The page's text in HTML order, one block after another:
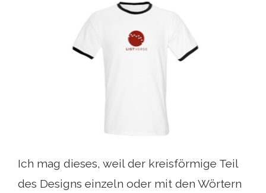
Ich mag dieses, weil der kreisförmige Teil
des Designs einzeln oder mit den Wörtern